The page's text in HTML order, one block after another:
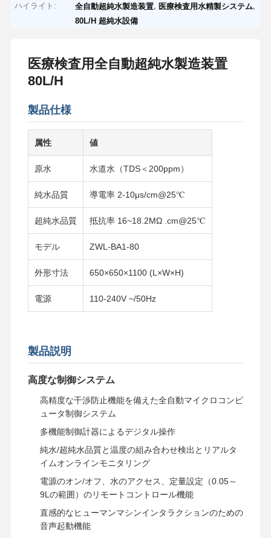
ハイライト:
全自動超純水製造装置 医療検査用水精製システム
80L/H 超純水設備
医療検査用全自動超純水製造装置
80L/H
製品仕様
属性 値
原水 水道水（TDS＜200ppm）
純水品質 導電率 2-10μs/cm@25℃
超純水品質 抵抗率 16~18.2MΩ .cm@25℃
モデル ZWL-BA1-80
外形寸法 650×650×1100 (L×W×H)
電源 110-240V ~/50Hz
製品説明
高度な制御システム
高精度な干渉防止機能を備えた全自動マイクロコンピ
ュータ制御システム
多機能制御計器によるデジタル操作
純水/超純水品質と温度の組み合わせ検出とリアルタ
イムオンラインモニタリング
電源のオン/オフ、水のアクセス、定量設定（0.05～
9Lの範囲）のリモートコントロール機能
直感的なヒューマンマシンインタラクションのための
音声起動機能